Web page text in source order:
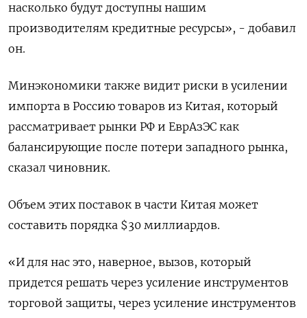
насколько будут доступны нашим
производителям кредитные ресурсы», - добавил
он.
Минэкономики также видит риски в усилении
импорта в Россию товаров из Китая, который
рассматривает рынки РФ и ЕврАзЭС как
балансирующие после потери западного рынка,
сказал чиновник.
Объем этих поставок в части Китая может
составить порядка $30 миллиардов.
«И для нас это, наверное, вызов, который
придется решать через усиление инструментов
торговой защиты, через усиление инструментов